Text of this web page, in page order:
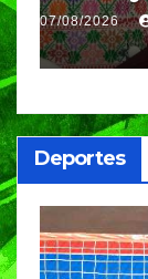
Azul,
07/08/
Deportes